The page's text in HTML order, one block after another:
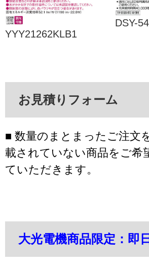
YYY21262KLB1
DSY-
お見積りフォーム
■ 数量のまとまったご注文
載されていない商品をご希
ていただきます。
大光電機商品限定：即